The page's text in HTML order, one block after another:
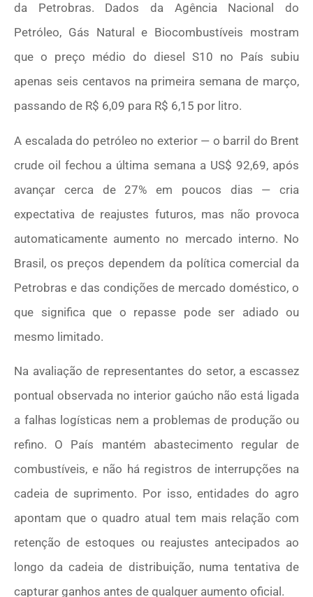
da Petrobras. Dados da Agência Nacional do
Petróleo, Gás Natural e Biocombustíveis mostram
que o preço médio do diesel S10 no País subiu
apenas seis centavos na primeira semana de março,
passando de R$ 6,09 para R$ 6,15 por litro.
A escalada do petróleo no exterior — o barril do Brent
crude oil fechou a última semana a US$ 92,69, após
avançar cerca de 27% em poucos dias — cria
expectativa de reajustes futuros, mas não provoca
automaticamente aumento no mercado interno. No
Brasil, os preços dependem da política comercial da
Petrobras e das condições de mercado doméstico, o
que significa que o repasse pode ser adiado ou
mesmo limitado.
Na avaliação de representantes do setor, a escassez
pontual observada no interior gaúcho não está ligada
a falhas logísticas nem a problemas de produção ou
refino. O País mantém abastecimento regular de
combustíveis, e não há registros de interrupções na
cadeia de suprimento. Por isso, entidades do agro
apontam que o quadro atual tem mais relação com
retenção de estoques ou reajustes antecipados ao
longo da cadeia de distribuição, numa tentativa de
capturar ganhos antes de qualquer aumento oficial.